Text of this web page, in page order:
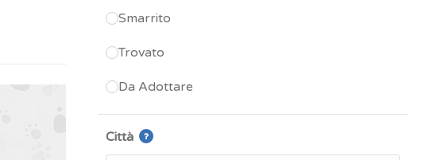
Smarrito
Trovato
Da Adottare
Città